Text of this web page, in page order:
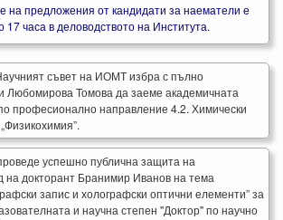
на предложения от кандидати за наематели е
17 часа в деловодството на Института.
съвет на ИОМТ избра с пълно
Любомирова Томова да заеме академичната
професионално направление 4.2. Химически
успешно публична защита на
на докторант Бранимир Иванов на тема
запис и холографски оптични елементи” за
и научна степен "Доктор" по научно